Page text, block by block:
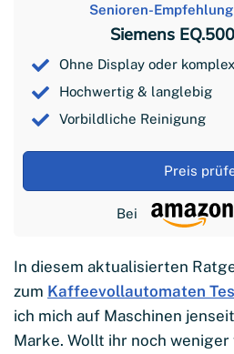
Senioren-
Siemens
Ohne Display oder
Hochwertig & langlebig
Vorbildliche Reinigung
Preis
Bei
In diesem aktualisierten
zum Kaffeevollautomaten
ich mich auf Maschinen
Marke. Wollt ihr noch